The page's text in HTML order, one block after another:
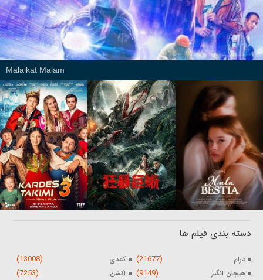
Malaikat Malam
دسته بندی فیلم ها
درام (21677) کمدی (13008)
هیجان انگیز (9149) اکشن (7253)